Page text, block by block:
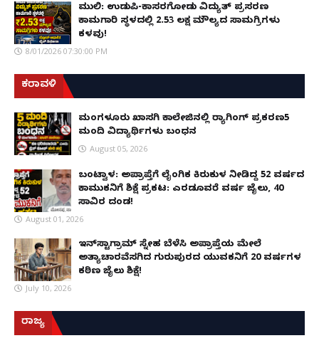
ಮುಲ್ಕಿ: ಉಡುಪಿ-ಕಾಸರಗೋಡು ವಿದ್ಯುತ್ ಪ್ರಸರಣ
ಕಾಮಗಾರಿ ಸ್ಥಳದಲ್ಲಿ ₹2.53 ಲಕ್ಷ ಮೌಲ್ಯದ ಸಾಮಗ್ರಿಗಳು
ಕಳವು!
8/01/2026 07:30:00 PM
ಕರಾವಳಿ
ಮಂಗಳೂರು ಖಾಸಗಿ ಕಾಲೇಜಿನಲ್ಲಿ ರ‌್ಯಾಗಿಂಗ್ ಪ್ರಕರಣ5
ಮಂದಿ ವಿದ್ಯಾರ್ಥಿಗಳು ಬಂಧನ
August 05, 2026
ಬಂಟ್ವಾಳ: ಅಪ್ರಾಪ್ತೆಗೆ ಲೈಂಗಿಕ ಕಿರುಕುಳ ನೀಡಿದ್ದ 52 ವರ್ಷದ
ಕಾಮುಕನಿಗೆ ಶಿಕ್ಷೆ ಪ್ರಕಟ: ಎರಡೂವರೆ ವರ್ಷ ಜೈಲು, ₹40
ಸಾವಿರ ದಂಡ!
August 01, 2026
ಇನ್‌ಸ್ಟಾಗ್ರಾಮ್ ಸ್ನೇಹ ಬೆಳೆಸಿ ಅಪ್ರಾಪ್ತೆಯ ಮೇಲೆ
ಅತ್ಯಾಚಾರವೆಸಗಿದ ಗುರುಪುರದ ಯುವಕನಿಗೆ 20 ವರ್ಷಗಳ
ಕಠಿಣ ಜೈಲು ಶಿಕ್ಷೆ!
July 10, 2026
ರಾಜ್ಯ